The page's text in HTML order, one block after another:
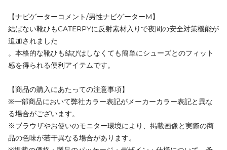
【ナビゲーターコメント/男性ナビゲーターM】
結ばない靴ひもCATERPYに反射素材入りで夜間の安全対策機能が
追加されました
。本格的な靴ひも結びはしなくても簡単にシューズとのフィット
感を得られる便利アイテムです。
【商品の購入にあたっての注意事項】
※一部商品において弊社カラー表記がメーカーカラー表記と異な
る場合がございます。
※ブラウザやお使いのモニター環境により、掲載画像と実際の商
品の色味が若干異なる場合があります。